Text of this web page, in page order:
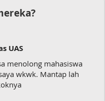
mahasiswa
Mantap lah